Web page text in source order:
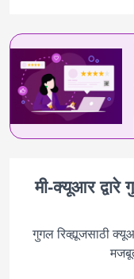
मी-क्यूआर द्वारे
गुगल रिव्ह्यूजसाठी